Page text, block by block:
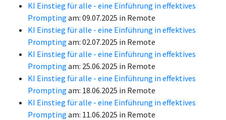
KI Einstieg für alle - eine Einführung in effektives
Prompting am: 09.07.2025 in Remote
KI Einstieg für alle - eine Einführung in effektives
Prompting am: 02.07.2025 in Remote
KI Einstieg für alle - eine Einführung in effektives
Prompting am: 25.06.2025 in Remote
KI Einstieg für alle - eine Einführung in effektives
Prompting am: 18.06.2025 in Remote
KI Einstieg für alle - eine Einführung in effektives
Prompting am: 11.06.2025 in Remote